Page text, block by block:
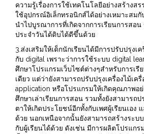
ความรู้เรื่องการใช้เทคโนโลยีอย่างสร้างส
ใช้อุปกรณ์อิเล็กทรอนิกส์ได้อย่างเหมาะสม
นำไปบูรณาการที่เกิดจากการเรียนการสอน
ประจำวันได้ดิบได้ดีขึ้นด้วย
3.ส่งเสริมให้เด็กนักเรียนได้มีการปรับปรุงเ
กับ digital เพราะว่าการใช้ระบบ digital
ศึกษาโปรแกรมเว็บไซต์ต่างๆสำหรับการเรี
เดียว แต่ว่ายังสามารถปรับปรุงเครื่องไม้เค
application หรือโปรแกรมให้เกิดคุณภาพอ
ศึกษาเล่าเรียนการสอน รวมทั้งยังสามารถ
ตาให้เกิดประโยชน์อีกทั้งกับเพศผู้เรียนเอง
ด้วย นอกเหนือจากนั้นยังสามารถสร้างระบ
กับผู้เรียนได้ด้วย ดังเช่น มีการผลิตโปรแกร